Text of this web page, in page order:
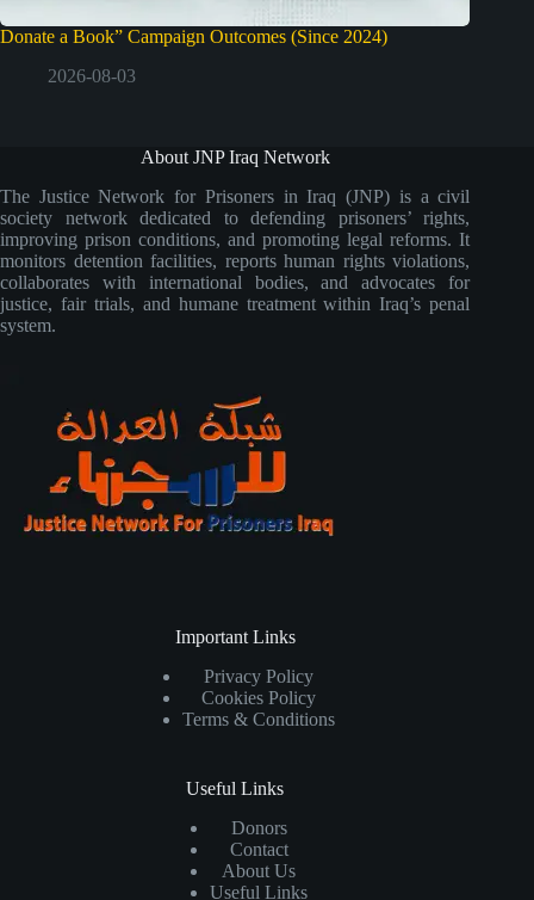
Donate a Book” Campaign Outcomes (Since 2024)
2026-08-03
About JNP Iraq Network
The Justice Network for Prisoners in Iraq (JNP) is a civil
society network dedicated to defending prisoners’ rights,
improving prison conditions, and promoting legal reforms. It
monitors detention facilities, reports human rights violations,
collaborates with international bodies, and advocates for
justice, fair trials, and humane treatment within Iraq’s penal
system.
Important Links
Privacy Policy
Cookies Policy
Terms & Conditions
Useful Links
Donors
Contact
About Us
Useful Links